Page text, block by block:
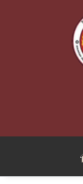
Skip to main